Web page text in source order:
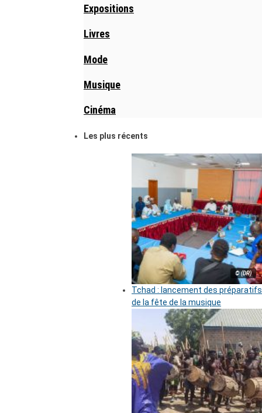
Expositions
Livres
Mode
Musique
Cinéma
Les plus récents
© (DR)
Tchad : lancement des préparatifs
de la fête de la musique